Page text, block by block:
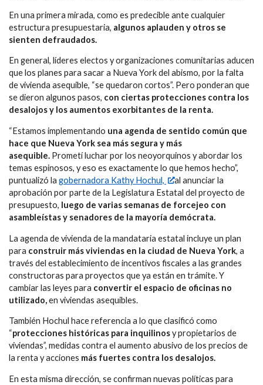
En una primera mirada, como es predecible ante cualquier
estructura presupuestaria, algunos aplauden y otros se
sienten defraudados.
En general, líderes electos y organizaciones comunitarias aducen
que los planes para sacar a Nueva York del abismo, por la falta
de vivienda asequible, “se quedaron cortos”. Pero ponderan que
se dieron algunos pasos, con ciertas protecciones contra los
desalojos y los aumentos exorbitantes de la renta.
“Estamos implementando una agenda de sentido común que
hace que Nueva York sea más segura y más
asequible. Prometí luchar por los neoyorquinos y abordar los
temas espinosos, y eso es exactamente lo que hemos hecho”,
puntualizó la gobernadora Kathy Hochul,
al anunciar la
aprobación por parte de la Legislatura Estatal del proyecto de
presupuesto, luego de varias semanas de forcejeo con
asambleístas y senadores de la mayoría demócrata.
La agenda de vivienda de la mandataria estatal incluye un plan
para construir más viviendas en la ciudad de Nueva York, a
través del establecimiento de incentivos fiscales a las grandes
constructoras para proyectos que ya están en trámite. Y
cambiar las leyes para convertir el espacio de oficinas no
utilizado,en viviendas asequibles.
También Hochul hace referencia a lo que clasificó como
“protecciones históricas para inquilinosy propietarios de
viviendas”, medidas contra el aumento abusivo de los precios de
la renta y acciones más fuertes contra los desalojos.
En esta misma dirección, se confirman nuevas políticas para